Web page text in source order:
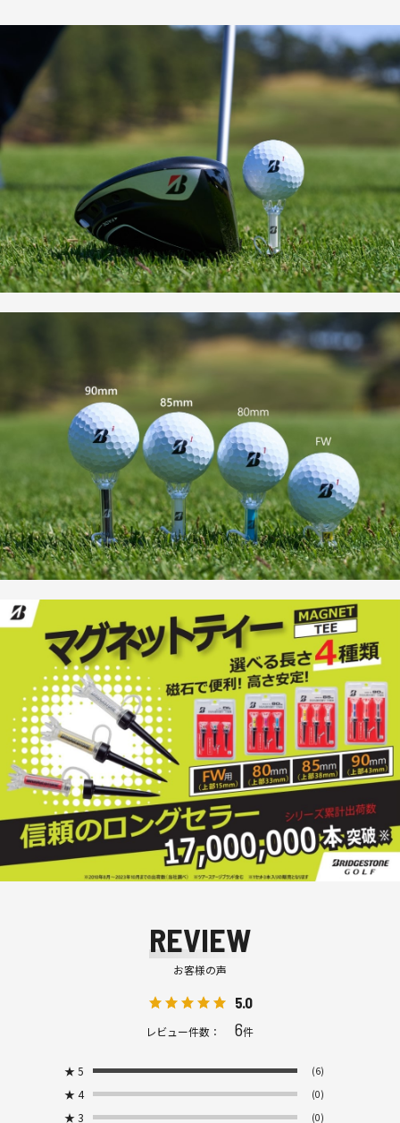
REVIEW
お客様の声
5.0
レビュー件数： 6件
★ 5 (6)
★ 4 (0)
★ 3 (0)